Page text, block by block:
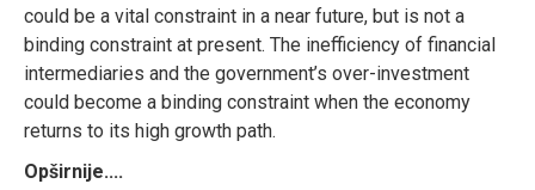
could be a vital constraint in a near future, but is not a
binding constraint at present. The inefficiency of financial
intermediaries and the government’s over-investment
could become a binding constraint when the economy
returns to its high growth path.
Opširnije....